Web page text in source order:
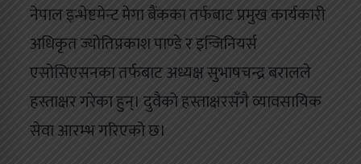
नेपाल इन्भेष्टमेन्ट मेगा बैंकका तर्फबाट प्रमुख कार्यकारी
अधिकृत ज्योतिप्रकाश पाण्डे र इन्जिनियर्स
एसोसिएसनका तर्फबाट अध्यक्ष सुभाषचन्द्र बरालले
हस्ताक्षर गरेका हुन्। दुवैको हस्ताक्षरसँगै व्यावसायिक
सेवा आरम्भ गरिएको छ।